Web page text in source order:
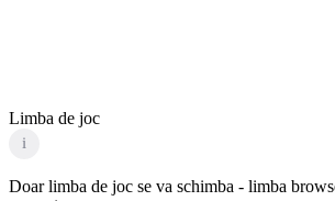
Limba de joc
i
Doar limba de joc se va schimba - limba